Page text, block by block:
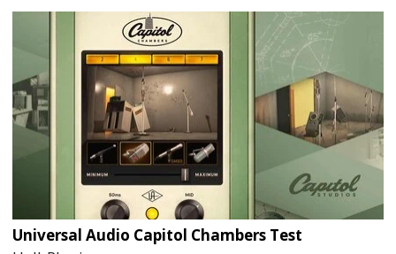
Universal Audio Capitol Chambers Test